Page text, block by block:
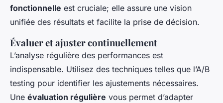
fonctionnelle est cruciale; elle assure une vision
unifiée des résultats et facilite la prise de décision.
Évaluer et ajuster continuellement
L’analyse régulière des performances est
indispensable. Utilisez des techniques telles que l’A/B
testing pour identifier les ajustements nécessaires.
Une évaluation régulière vous permet d’adapter